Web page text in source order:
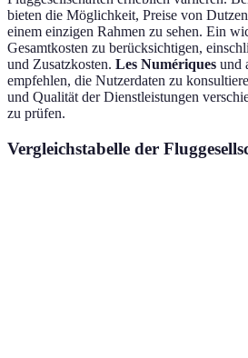
bieten die Möglichkeit, Preise von
einem einzigen Rahmen zu sehen. Ein
Gesamtkosten zu berücksichtigen,
und Zusatzkosten. Les Numériques und
empfehlen, die Nutzerdaten zu
und Qualität der Dienstleistungen
zu prüfen.
Vergleichstabelle der